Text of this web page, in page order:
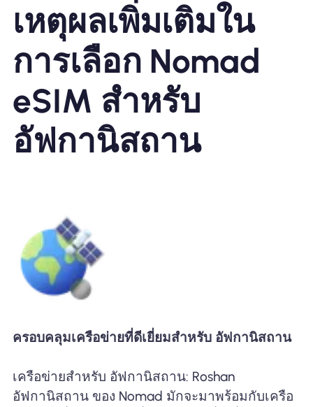
เหตุผลเพิ่มเติมใน
การเลือก Nomad
eSIM สำหรับ
อัฟกานิสถาน
ครอบคลุมเครือข่ายที่ดีเยี่ยมสำหรับ อัฟกานิสถาน
เครือข่ายสำหรับ อัฟกานิสถาน: Roshan
อัฟกานิสถาน ของ Nomad มักจะมาพร้อมกับเครือ